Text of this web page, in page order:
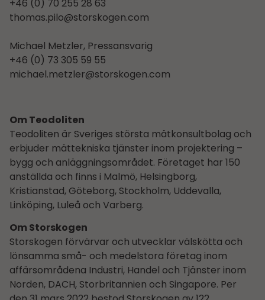
+46 (0) 70 255 28 63
thomas.pilo@storskogen.com
Michael Metzler, Pressansvarig
+46 (0) 73 305 59 55
michael.metzler@storskogen.com
Om Teodoliten
Teodoliten är Sveriges största mätkonsultbolag och
erbjuder mättekniska tjänster inom projektering –
bygg och anläggningsområdet. Företaget har 150
anställda och finns i Malmö, Helsingborg,
Kristianstad, Göteborg, Stockholm, Uddevalla,
Linköping, Luleå och Varberg.
Om Storskogen
Storskogen förvärvar och utvecklar välskötta och
lönsamma små- och medelstora företag inom
affärsområdena Industri, Handel och Tjänster inom
Norden, DACH, Storbritannien och Singapore. Per